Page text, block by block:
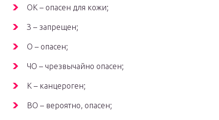
ОК – опасен для кожи;
З – запрещен;
О – опасен;
ЧО – чрезвычайно опасен;
К – канцероген;
ВО – вероятно, опасен;